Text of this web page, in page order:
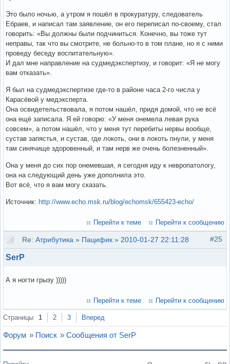
Это было ночью, а утром я пошёл в прокуратуру, следователь
Ебраев, и написал там заявление, он его переписал по-своему, стал
говорить: «Вы должны были подчиниться. Конечно, вы тоже тут
неправы, так что вы смотрите, не больно-то в том плане, но я с ними
проведу беседу воспитательную».
И дал мне направление на судмедэкспертизу, и говорит: «Я не могу
вам отказать».
Я был на судмедэкспертизе где-то в районе часа 2-го числа у
Карасёвой у медэксперта.
Она освидетельствовала, я потом нашёл, придя домой, что не всё
она ещё записала. Я ей говорю: «У меня онемела левая рука
совсем», а потом нашёл, что у меня тут перебиты нервы вообще,
сустав запястья, и сустав, где локоть, они в локоть пнули, у меня
там синячище здоровенный, и там нерв же очень болезненный».
Она у меня до сих пор онемевшая, я сегодня иду к невропатологу,
она на следующий день уже дополнила это.
Вот всё, что я вам могу сказать.
Источник: http://www.echo.msk.ru/blog/echomsk/655423-echo/
Перейти к теме Перейти к сообщению
#25
Re: Атрибутика » Пацифик » 2010-01-27 22:11:28
SerP
А я ногти грызу )))))
Перейти к теме Перейти к сообщению
Страницы 1 2 3 Вперед
Форум » Поиск » Сообщения от SerP